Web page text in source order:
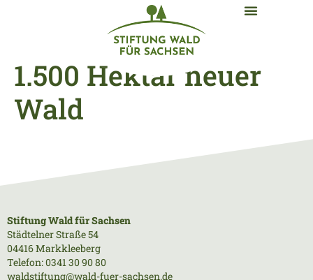
1.500 Hektar neuer
Wald
Stiftung Wald für Sachsen
Städtelner Straße 54
04416 Markkleeberg
Telefon: 0341 30 90 80
waldstiftung@wald-fuer-sachsen.de